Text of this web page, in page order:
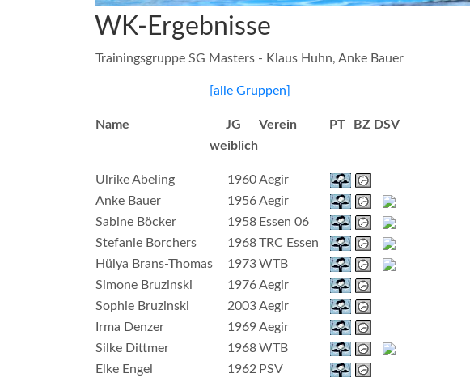
WK-Ergebnisse
Trainingsgruppe SG Masters - Klaus Huhn, Anke Bauer
[alle Gruppen]
Name JG Verein PT BZ DSV
weiblich
Ulrike Abeling 1960 Aegir
Anke Bauer
1956 Aegir
Sabine Böcker
1958 Essen 06
Stefanie Borchers
1968 TRC Essen
Hülya Brans-Thomas
1973 WTB
Simone Bruzinski
1976 Aegir
Sophie Bruzinski
2003 Aegir
Irma Denzer
1969 Aegir
Silke Dittmer
1968 WTB
Elke Engel
1962 PSV